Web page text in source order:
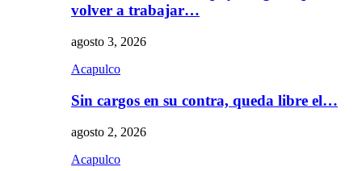
volver a trabajar…
agosto 3, 2026
Acapulco
Sin cargos en su contra, queda libre el…
agosto 2, 2026
Acapulco